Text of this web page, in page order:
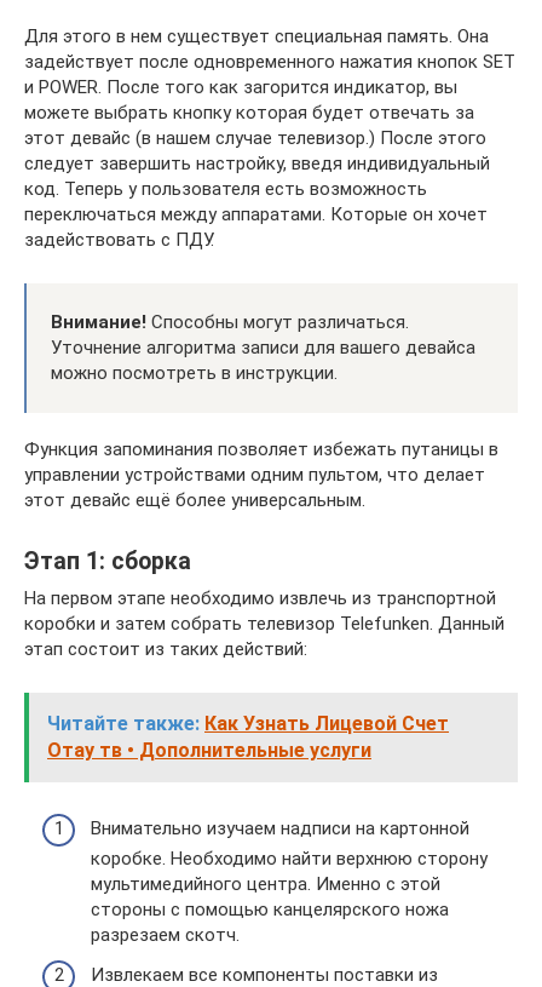
Для этого в нем существует специальная память. Она
задействует после одновременного нажатия кнопок SET
и POWER. После того как загорится индикатор, вы
можете выбрать кнопку которая будет отвечать за
этот девайс (в нашем случае телевизор.) После этого
следует завершить настройку, введя индивидуальный
код. Теперь у пользователя есть возможность
переключаться между аппаратами. Которые он хочет
задействовать с ПДУ.
Внимание! Способны могут различаться.
Уточнение алгоритма записи для вашего девайса
можно посмотреть в инструкции.
Функция запоминания позволяет избежать путаницы в
управлении устройствами одним пультом, что делает
этот девайс ещё более универсальным.
Этап 1: сборка
На первом этапе необходимо извлечь из транспортной
коробки и затем собрать телевизор Telefunken. Данный
этап состоит из таких действий:
Читайте также: Как Узнать Лицевой Счет
Отау тв • Дополнительные услуги
Внимательно изучаем надписи на картонной
коробке. Необходимо найти верхнюю сторону
мультимедийного центра. Именно с этой
стороны с помощью канцелярского ножа
разрезаем скотч.
Извлекаем все компоненты поставки из